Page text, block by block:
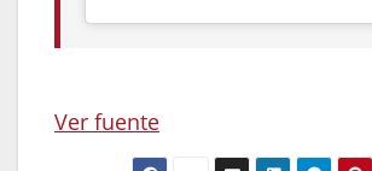
Ver fuente